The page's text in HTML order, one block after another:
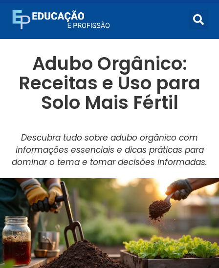
Adubo Orgânico:
Receitas e Uso para
Solo Mais Fértil
Descubra tudo sobre adubo orgânico com
informações essenciais e dicas práticas para
dominar o tema e tomar decisões informadas.